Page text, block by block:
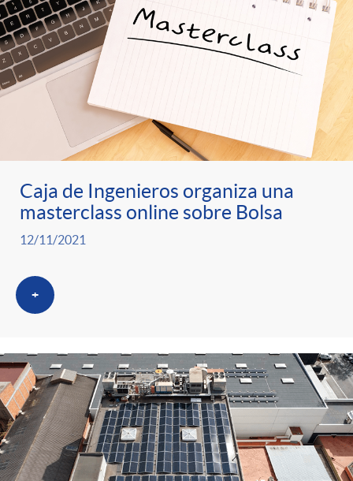
s
Caja de Ingenieros organiza una
masterclass online sobre Bolsa
12/11/2021
+